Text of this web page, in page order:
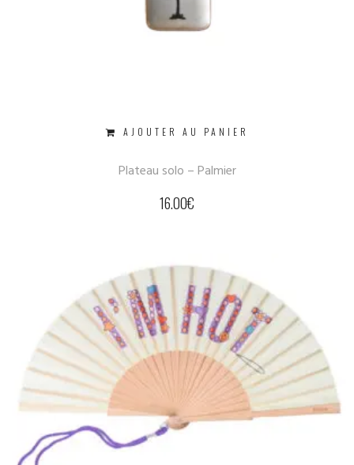
AJOUTER AU PANIER
Plateau solo – Palmier
16.00€